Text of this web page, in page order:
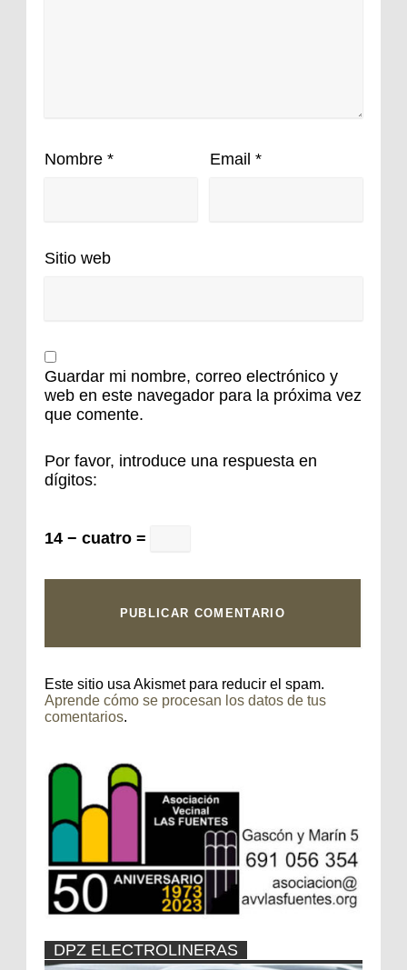
Nombre * Email *
Sitio web
Guardar mi nombre, correo electrónico y
web en este navegador para la próxima vez
que comente.
Por favor, introduce una respuesta en
dígitos:
14 − cuatro =
Este sitio usa Akismet para reducir el spam.
Aprende cómo se procesan los datos de tus
comentarios.
DPZ ELECTROLINERAS